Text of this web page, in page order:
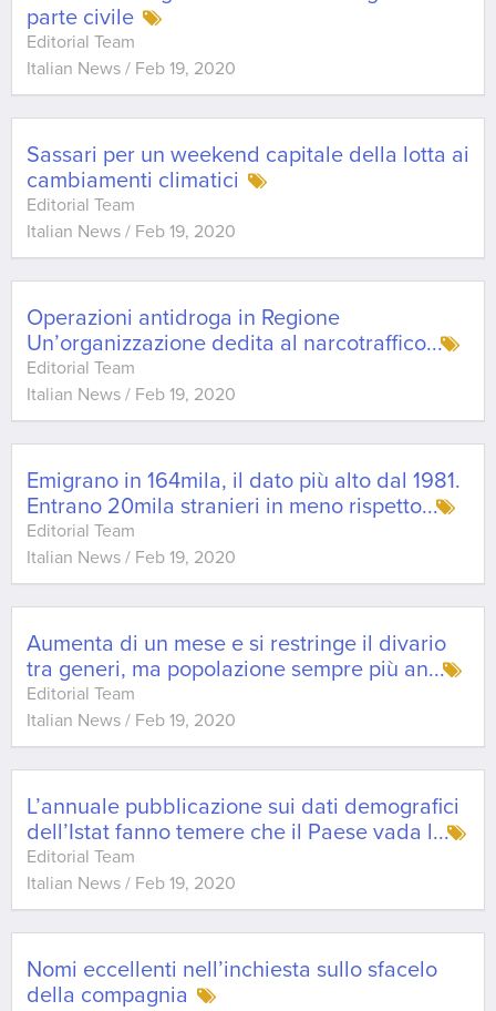
parte civile
Editorial Team
Italian News / Feb 19, 2020
Sassari per un weekend capitale della lotta ai
cambiamenti climatici
Editorial Team
Italian News / Feb 19, 2020
Operazioni antidroga in Regione
Un’organizzazione dedita al narcotraffico...
Editorial Team
Italian News / Feb 19, 2020
Emigrano in 164mila, il dato più alto dal 1981.
Entrano 20mila stranieri in meno rispetto...
Editorial Team
Italian News / Feb 19, 2020
Aumenta di un mese e si restringe il divario
tra generi, ma popolazione sempre più an...
Editorial Team
Italian News / Feb 19, 2020
L’annuale pubblicazione sui dati demografici
dell’Istat fanno temere che il Paese vada l...
Editorial Team
Italian News / Feb 19, 2020
Nomi eccellenti nell’inchiesta sullo sfacelo
della compagnia